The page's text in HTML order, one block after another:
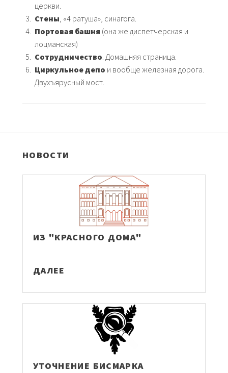
церкви.
Стены, «4 ратуша», синагога.
Портовая башня (она же диспетчерская и
лоцманская)
Сотрудничество. Домашняя страница.
Циркульное депо и вообще железная дорога.
Двухъярусный мост.
НОВОСТИ
ИЗ "КРАСНОГО ДОМА"
ДАЛЕЕ
УТОЧНЕНИЕ БИСМАРКА